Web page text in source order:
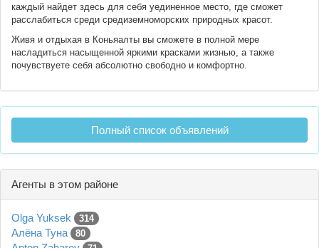
каждый найдет здесь для себя уединенное место, где сможет
расслабиться среди средиземноморских природных красот.
Живя и отдыхая в Коньяалты вы сможете в полной мере
насладиться насыщенной яркими красками жизнью, а также
почувствуете себя абсолютно свободно и комфортно.
Полный список объявлений
Агенты в этом районе
Olga Yuksek 314
Алёна Туна 80